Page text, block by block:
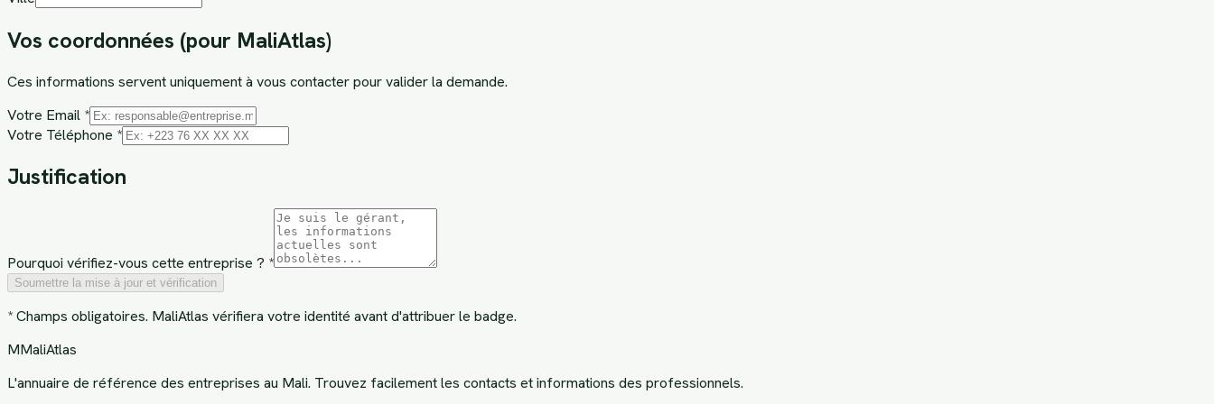
Vos coordonnées (pour MaliAtlas)
Ces informations servent uniquement à vous contacter pour valider la demande.
Votre Email *
Votre Téléphone *
Justification
Pourquoi vérifiez-vous cette entreprise ? *
Soumettre la mise à jour et vérification
* Champs obligatoires. MaliAtlas vérifiera votre identité avant d'attribuer le badge.
MMaliAtlas
L'annuaire de référence des entreprises au Mali. Trouvez facilement les contacts et informations des professionnels.